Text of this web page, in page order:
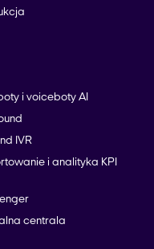
i voiceboty AI
IVR
i analityka KPI
centrala